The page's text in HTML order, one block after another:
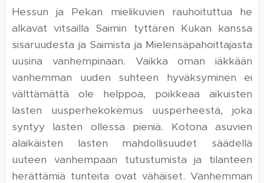
Hessun ja Pekan mielikuvien rauhoituttua he
alkavat vitsailla Saimin tyttären Kukan kanssa
sisaruudesta ja Saimista ja Mielensäpahoittajasta
uusina vanhempinaan. Vaikka oman iäkkään
vanhemman uuden suhteen hyväksyminen ei
välttämättä ole helppoa, poikkeaa aikuisten
lasten uusperhekokemus uusperheestä, joka
syntyy lasten ollessa pieniä. Kotona asuvien
alaikäisten lasten mahdollisuudet säädellä
uuteen vanhempaan tutustumista ja tilanteen
herättämiä tunteita ovat vähäiset. Vanhemman